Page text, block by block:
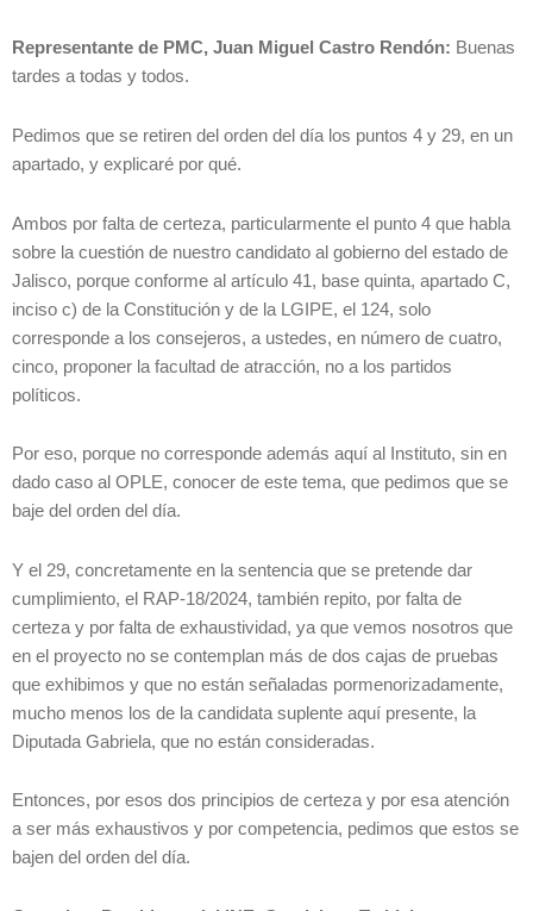
Representante de PMC, Juan Miguel Castro Rendón: Buenas
tardes a todas y todos.
Pedimos que se retiren del orden del día los puntos 4 y 29, en un
apartado, y explicaré por qué.
Ambos por falta de certeza, particularmente el punto 4 que habla
sobre la cuestión de nuestro candidato al gobierno del estado de
Jalisco, porque conforme al artículo 41, base quinta, apartado C,
inciso c) de la Constitución y de la LGIPE, el 124, solo
corresponde a los consejeros, a ustedes, en número de cuatro,
cinco, proponer la facultad de atracción, no a los partidos
políticos.
Por eso, porque no corresponde además aquí al Instituto, sin en
dado caso al OPLE, conocer de este tema, que pedimos que se
baje del orden del día.
Y el 29, concretamente en la sentencia que se pretende dar
cumplimiento, el RAP-18/2024, también repito, por falta de
certeza y por falta de exhaustividad, ya que vemos nosotros que
en el proyecto no se contemplan más de dos cajas de pruebas
que exhibimos y que no están señaladas pormenorizadamente,
mucho menos los de la candidata suplente aquí presente, la
Diputada Gabriela, que no están consideradas.
Entonces, por esos dos principios de certeza y por esa atención
a ser más exhaustivos y por competencia, pedimos que estos se
bajen del orden del día.